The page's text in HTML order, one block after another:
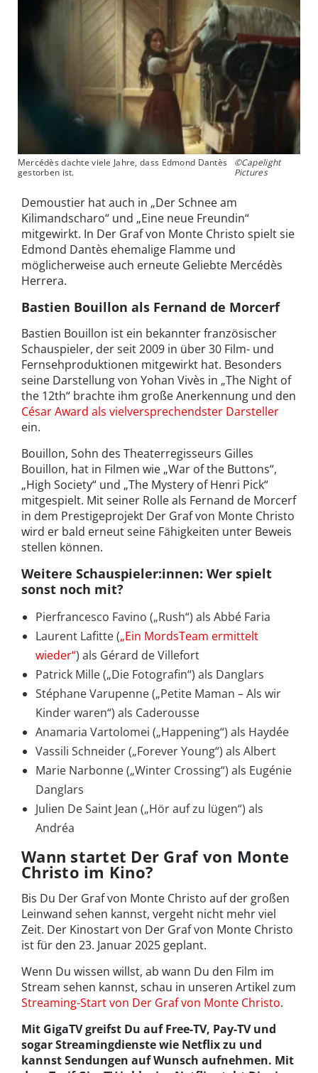
Mercédès dachte viele Jahre, dass Edmond Dantès
gestorben ist.
©Capelight
Pictures
Demoustier hat auch in „Der Schnee am
Kilimandscharo“ und „Eine neue Freundin“
mitgewirkt. In Der Graf von Monte Christo spielt sie
Edmond Dantès ehemalige Flamme und
möglicherweise auch erneute Geliebte Mercédès
Herrera.
Bastien Bouillon als Fernand de Morcerf
Bastien Bouillon ist ein bekannter französischer
Schauspieler, der seit 2009 in über 30 Film- und
Fernsehproduktionen mitgewirkt hat. Besonders
seine Darstellung von Yohan Vivès in „The Night of
the 12th“ brachte ihm große Anerkennung und den
César Award als vielversprechendster Darsteller
ein.
Bouillon, Sohn des Theaterregisseurs Gilles
Bouillon, hat in Filmen wie „War of the Buttons“,
„High Society“ und „The Mystery of Henri Pick“
mitgespielt. Mit seiner Rolle als Fernand de Morcerf
in dem Prestigeprojekt Der Graf von Monte Christo
wird er bald erneut seine Fähigkeiten unter Beweis
stellen können.
Weitere Schauspieler:innen: Wer spielt
sonst noch mit?
Pierfrancesco Favino („Rush“) als Abbé Faria
Laurent Lafitte („Ein MordsTeam ermittelt
wieder“) als Gérard de Villefort
Patrick Mille („Die Fotografin“) als Danglars
Stéphane Varupenne („Petite Maman – Als wir
Kinder waren“) als Caderousse
Anamaria Vartolomei („Happening“) als Haydée
Vassili Schneider („Forever Young“) als Albert
Marie Narbonne („Winter Crossing“) als Eugénie
Danglars
Julien De Saint Jean („Hör auf zu lügen“) als
Andréa
Wann startet Der Graf von Monte
Christo im Kino?
Bis Du Der Graf von Monte Christo auf der großen
Leinwand sehen kannst, vergeht nicht mehr viel
Zeit. Der Kinostart von Der Graf von Monte Christo
ist für den 23. Januar 2025 geplant.
Wenn Du wissen willst, ab wann Du den Film im
Stream sehen kannst, schau in unseren Artikel zum
Streaming-Start von Der Graf von Monte Christo.
Mit GigaTV greifst Du auf Free-TV, Pay-TV und
sogar Streamingdienste wie Netflix zu und
kannst Sendungen auf Wunsch aufnehmen. Mit